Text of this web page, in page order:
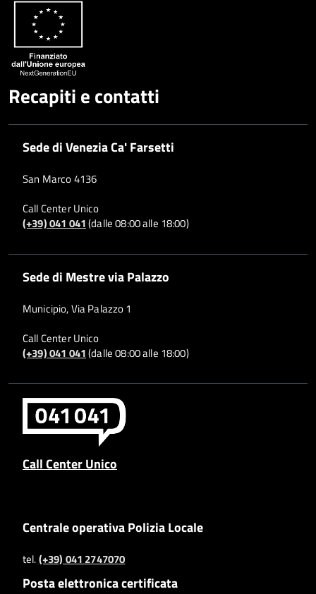
Recapiti e contatti
Sede di Venezia Ca' Farsetti
San Marco 4136
Call Center Unico
(+39) 041 041(dalle 08:00 alle 18:00)
Sede di Mestre via Palazzo
Municipio, Via Palazzo 1
Call Center Unico
(+39) 041 041(dalle 08:00 alle 18:00)
Call Center Unico
Centrale operativa Polizia Locale
tel.(+39) 041 2747070
Posta elettronica certificata